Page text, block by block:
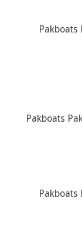
Pakboats
Pakboats
Pakboats